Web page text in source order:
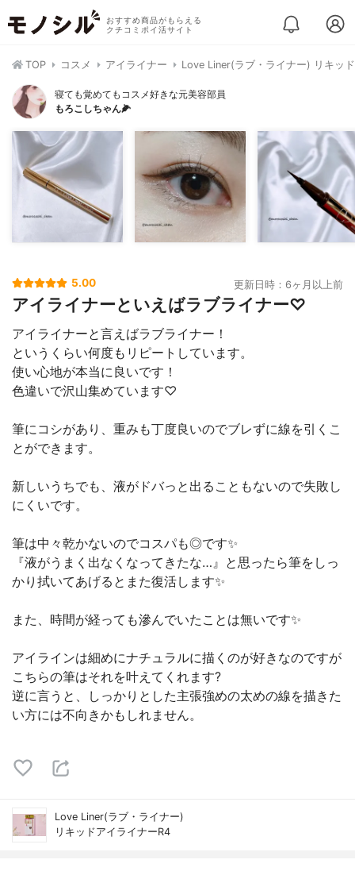
おすすめ商品がもらえる
クチコミポイ活サイト
TOP コスメ アイライナー Love Liner(ラブ・ライナー) リキッ
寝ても覚めてもコスメ好きな元美容部員
もろこしちゃん🌽
5.00 更新日時：6ヶ月以上前
アイライナーといえばラブライナー♡
アイライナーと言えばラブライナー！
というくらい何度もリピートしています。
使い心地が本当に良いです！
色違いで沢山集めています♡
筆にコシがあり、重みも丁度良いのでブレずに線を引くこ
とができます。
新しいうちでも、液がドバっと出ることもないので失敗し
にくいです。
筆は中々乾かないのでコスパも◎です✨
『液がうまく出なくなってきたな…』と思ったら筆をしっ
かり拭いてあげるとまた復活します✨
また、時間が経っても滲んでいたことは無いです✨
アイラインは細めにナチュラルに描くのが好きなのですが
こちらの筆はそれを叶えてくれます?
逆に言うと、しっかりとした主張強めの太めの線を描きた
い方には不向きかもしれません。
Love Liner(ラブ・ライナー)
リキッドアイライナーR4